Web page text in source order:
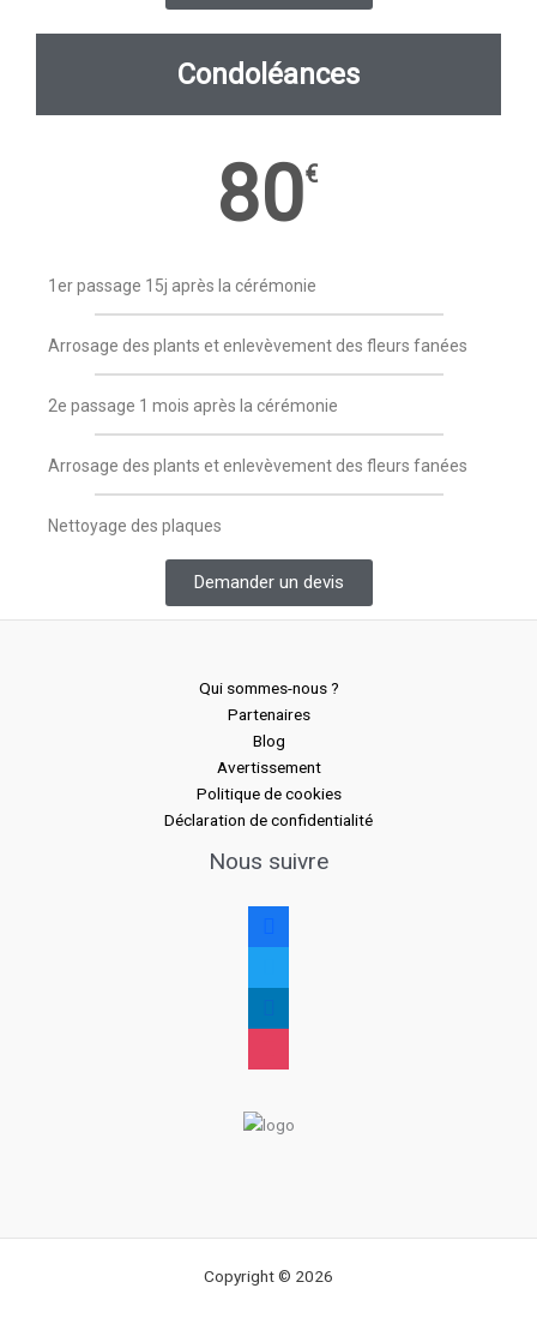
Condoléances
80€
1er passage 15j après la cérémonie
Arrosage des plants et enlevèvement des fleurs fanées
2e passage 1 mois après la cérémonie
Arrosage des plants et enlevèvement des fleurs fanées
Nettoyage des plaques
Demander un devis
Qui sommes-nous ?
Partenaires
Blog
Avertissement
Politique de cookies
Déclaration de confidentialité
Nous suivre
facebook
twitter
linkedin
instagram
Copyright © 2026